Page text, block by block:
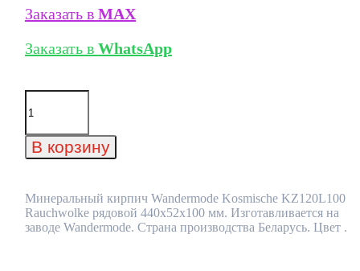
Заказать в MAX
Заказать в WhatsApp
Количество
товара
кирпич
Wandermode
Rauchwolke
рядовой
440x52x100
В корзину
Минеральный кирпич Wandermode Kosmische KZ120L100
Rauchwolke рядовой 440x52x100 мм. Изготавливается на
заводе Wandermode. Страна производства Беларусь. Цвет .